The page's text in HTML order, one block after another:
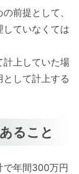
前提として、
ていなくては
計上していた場
して計上する
ること
で年間300万円